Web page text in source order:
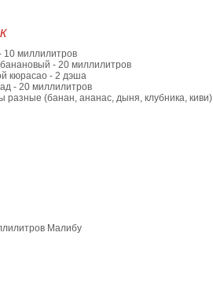
10 миллилитров
- 20 миллилитров
кюрасао - 2 дэша
- 20 миллилитров
разные (банан, ананас, дыня, клубника, киви)
Малибу